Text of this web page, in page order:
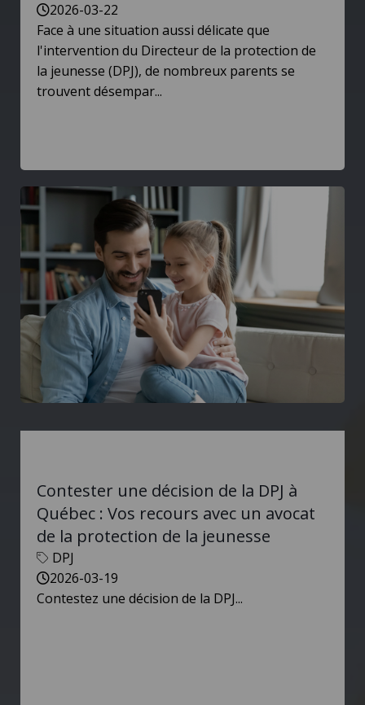
2026-03-22
Face à une situation aussi délicate que
l'intervention du Directeur de la protection de
la jeunesse (DPJ), de nombreux parents se
trouvent désempar...
Contester une décision de la DPJ à
Québec : Vos recours avec un avocat
de la protection de la jeunesse
DPJ
2026-03-19
Contestez une décision de la DPJ...